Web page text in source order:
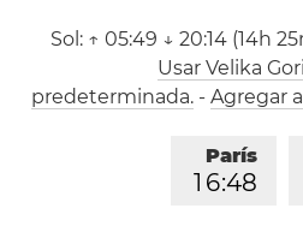
Sol: ↑ 05:49 ↓ 20:14 (14h
Usar Velika
predeterminada.- Agregar
París
1 6:48